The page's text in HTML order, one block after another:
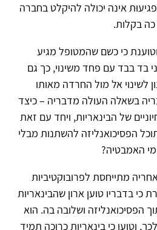
אינה יכולה להיקלט בחברה
כה בקלות.
כי כשם שהמטופל מגיע
בד בבד עם פחד משינוי, כך גם
לשינוי אל מול החרדה מאותו
בשאלה העולה מדבריה – כיצד
של הבינאריות, ויחד עם זאת
הפסיכואנליזה להשתנות מבלי
האמבטיה?
מתייחסת לפרובוקטיביות
כי בדבריו טוען ארון שהבינאריות
הפסיכואנליזה ושלובה בה. הוא
וטוען כי בינאריות כרוכה תמיד